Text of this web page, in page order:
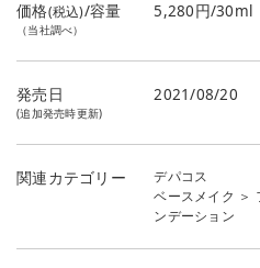
価格(税込)/容量
（当社調べ）
5,280円/30ml
発売日
(追加発売時更新)
2021/08/20
関連カテゴリー
デパコス
ベースメイク ＞
ンデーション